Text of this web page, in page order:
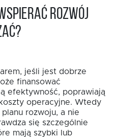
rozwój
jeśli jest dobrze
finansować
efektywność, poprawiają
operacyjne. Wtedy
rozwoju, a nie
się szczególnie
mają szybki lub